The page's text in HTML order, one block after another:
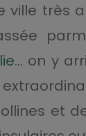
ville très
… on y
et